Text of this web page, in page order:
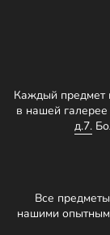
Каждый предмет
в нашей галерее
д.7.
Все
нашими